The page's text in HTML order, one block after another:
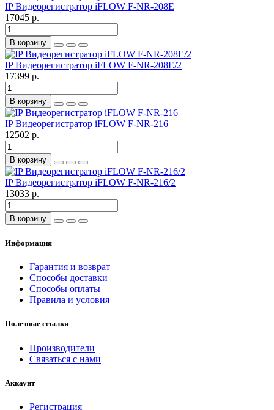
IP Видеорегистратор iFLOW F-NR-208E
17045 р.
В корзину
IP Видеорегистратор iFLOW F-NR-208E/2
17399 р.
В корзину
IP Видеорегистратор iFLOW F-NR-216
12502 р.
В корзину
IP Видеорегистратор iFLOW F-NR-216/2
13033 р.
В корзину
Информация
Гарантия и возврат
Способы доставки
Способы оплаты
Правила и условия
Полезные ссылки
Производители
Связаться с нами
Аккаунт
Регистрация